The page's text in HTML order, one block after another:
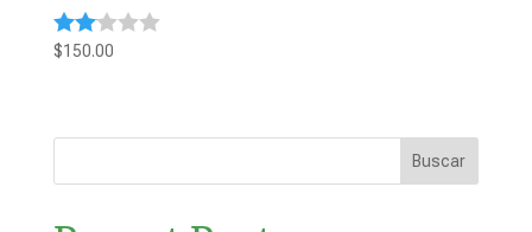
Valorado
$150.00
Buscar